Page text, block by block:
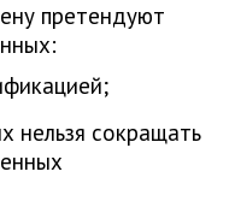
претендуют
нельзя сокращать